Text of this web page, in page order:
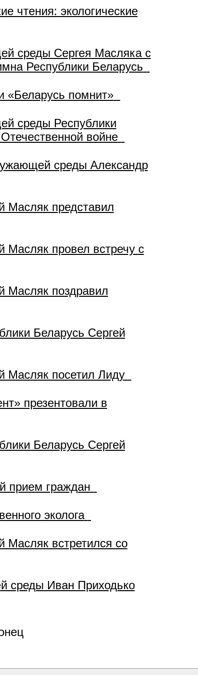
чтения: экологические
среды Сергея Масляка с
Республики Беларусь
«Беларусь помнит»
среды Республики
войне
среды Александр
Масляк представил
провел встречу с
Масляк поздравил
Беларусь Сергей
Масляк посетил Лиду
презентовали в
Беларусь Сергей
прием граждан
эколога
встретился со
среды Иван Приходько